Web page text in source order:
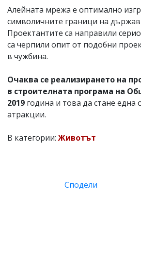
Алейната мрежа е оптимално
символичните граници на
Проектантите са направили
са черпили опит от подобни
в чужбина.
Очаква се реализирането на
в строителната програма на
2019 година и това да стане една
атракции.
В категории:Животът
Сподели